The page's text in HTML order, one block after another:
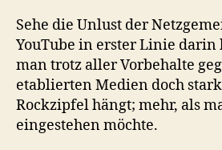
Sehe die Unlust der
YouTube in erster Linie darin
man trotz aller Vorbehalte
etablierten Medien doch
Rockzipfel hängt; mehr, als
eingestehen möchte.